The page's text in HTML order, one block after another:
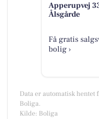
Apperupvej
Ålsgårde
Få gratis
bolig ›
Data er automatisk
Boliga.
Kilde: Boliga